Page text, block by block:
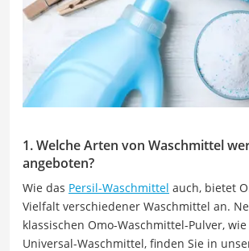
1. Welche Arten von Waschmittel
angeboten?
Wie das Persil-Waschmittel auch, bietet
Vielfalt verschiedener Waschmittel an.
klassischen Omo-Waschmittel-Pulver,
Universal-Waschmittel, finden Sie in